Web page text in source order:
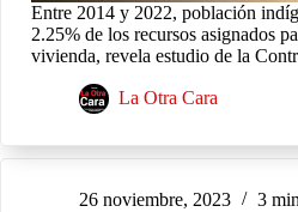
Entre 2014 y 2022, población
2.25% de los recursos asignados
vivienda, revela estudio de la
La Otra Cara
26 noviembre, 2023 3